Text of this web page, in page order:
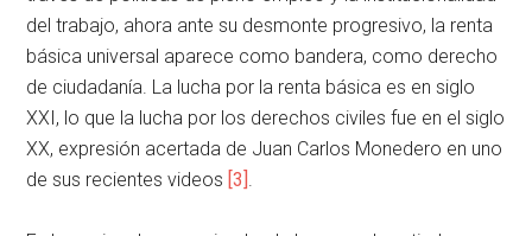
del trabajo, ahora ante su desmonte progresivo, la renta
básica universal aparece como bandera, como derecho
de ciudadanía. La lucha por la renta básica es en siglo
XXI, lo que la lucha por los derechos civiles fue en el siglo
XX, expresión acertada de Juan Carlos Monedero en uno
de sus recientes videos [3].